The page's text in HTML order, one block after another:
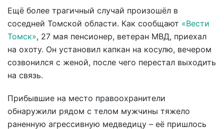
Ещё более трагичный случай произошёл в
соседней Томской области. Как сообщают «Вести
Томск», 27 мая пенсионер, ветеран МВД, приехал
на охоту. Он установил капкан на косулю, вечером
созвонился с женой, после чего перестал выходить
на связь.
Прибывшие на место правоохранители
обнаружили рядом с телом мужчины тяжело
раненную агрессивную медведицу – её пришлось